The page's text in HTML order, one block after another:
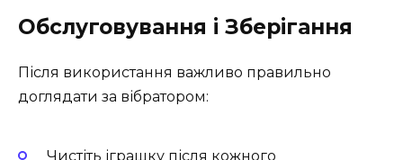
Обслуговування і Зберігання
Після використання важливо правильно
доглядати за вібратором:
Чистіть іграшку після кожного